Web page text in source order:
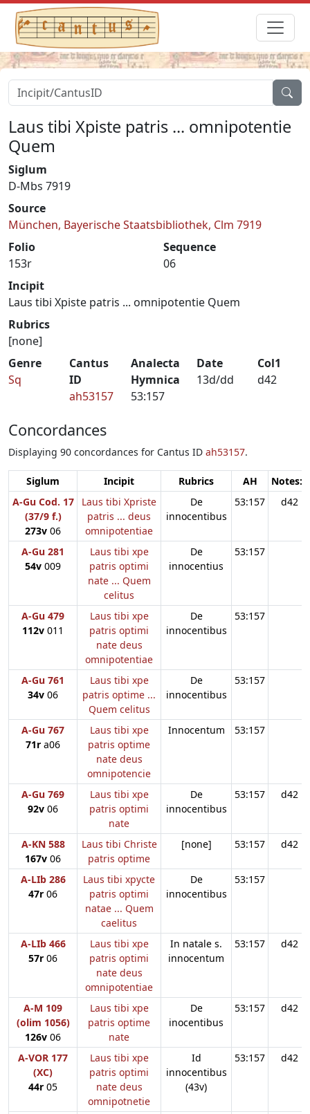
Laus tibi Xpiste patris ... omnipotentie
Quem
Siglum
D-Mbs 7919
Source
München, Bayerische Staatsbibliothek, Clm 7919
Folio
153r
Sequence
06
Incipit
Laus tibi Xpiste patris ... omnipotentie Quem
Rubrics
[none]
Genre
Sq
Cantus
ID
ah53157
Analecta
Hymnica
53:157
Date
13d/dd
Col1
d42
Concordances
Displaying 90 concordances for Cantus ID ah53157.
Siglum Incipit Rubrics AH
Notes:1
A-Gu Cod. 17
(37/9 f.)
273v 06
Laus tibi Xpriste
patris ... deus
omnipotentiae
De
innocentibus
53:157 d42
A-Gu 281
54v 009
Laus tibi xpe
patris optimi
nate ... Quem
celitus
De
innocentius
53:157
A-Gu 479
112v 011
Laus tibi xpe
patris optimi
nate deus
omnipotentiae
De
innocentibus
53:157
A-Gu 761
34v 06
Laus tibi xpe
patris optime ...
Quem celitus
De
innocentibus
53:157
A-Gu 767
71r a06
Laus tibi xpe
patris optime
nate deus
omnipotencie
Innocentum 53:157
A-Gu 769
92v 06
Laus tibi xpe
patris optimi
nate
De
innocentibus
53:157 d42
A-KN 588
167v 06
Laus tibi Christe
patris optime
[none] 53:157 d42
A-LIb 286
47r 06
Laus tibi xpycte
patris optimi
natae ... Quem
caelitus
De
innocentibus
53:157
A-LIb 466
57r 06
Laus tibi xpe
patris optimi
nate deus
omnipotentiae
In natale s.
innocentum
53:157 d42
A-M 109
(olim 1056)
126v 06
Laus tibi xpe
patris optime
nate
De
inocentibus
53:157 d42
A-VOR 177
(XC)
44r 05
Laus tibi xpe
patris optimi
nate deus
omnipotnetie
Id
innocentibus
(43v)
53:157 d42